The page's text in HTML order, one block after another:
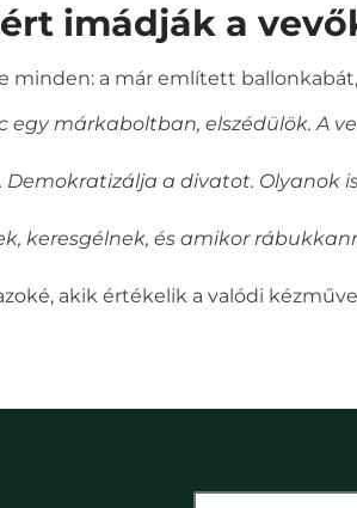
imádják a
minden: a már említett
egy márkaboltban, elszédülök. A
Demokratizálja a divatot.
keresgélnek, és amikor
akik értékelik a valódi